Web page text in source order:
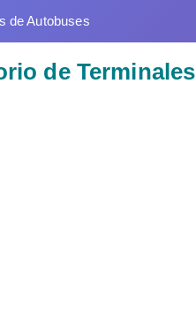
de Autobuses
de